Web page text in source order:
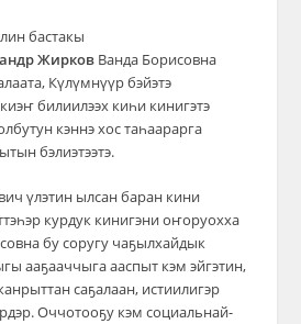
бастакы
Жирков Ванда Борисовна
Күлүмнүүр бэйэтэ
билиилээх киһи кинигэтэ
кэннэ хос таһаарарга
бэлиэтээтэ.
үлэтин ылсан баран кини
курдук кинигэни оҥоруохха
бу соругу чаҕылхайдык
ааҕааччыга ааспыт кэм эйгэтин,
саҕалаан, истиилигэр
Оччотооҕу кэм социальнай-